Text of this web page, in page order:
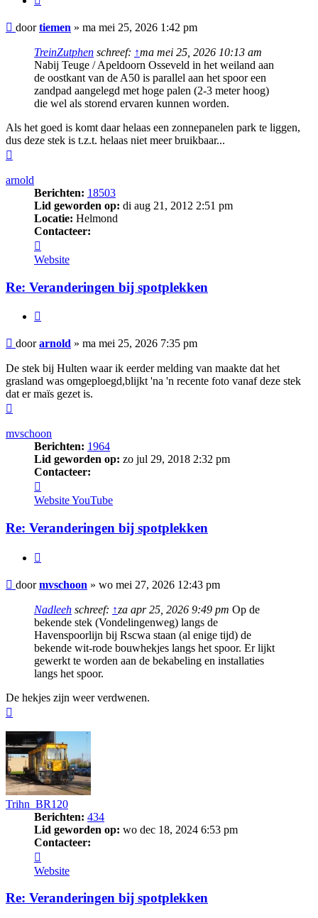
Bericht
doortiemen » ma mei 25, 2026 1:42 pm
TreinZutphen schreef: ↑ma mei 25, 2026 10:13 am
Nabij Teuge / Apeldoorn Osseveld in het weiland aan
de oostkant van de A50 is parallel aan het spoor een
zandpad aangelegd met hoge palen (2-3 meter hoog)
die wel als storend ervaren kunnen worden.
Als het goed is komt daar helaas een zonnepanelen park te liggen,
dus deze stek is t.z.t. helaas niet meer bruikbaar...
arnold
Berichten: 18503
Lid geworden op: di aug 21, 2012 2:51 pm
Locatie: Helmond
Contacteer:
arnold
Website
Re: Veranderingen bij spotplekken
Bericht
doorarnold » ma mei 25, 2026 7:35 pm
De stek bij Hulten waar ik eerder melding van maakte dat het
grasland was omgeploegd,blijkt 'na 'n recente foto vanaf deze stek
dat er maïs gezet is.
mvschoon
Berichten: 1964
Lid geworden op: zo jul 29, 2018 2:32 pm
Contacteer:
mvschoon
WebsiteYouTube
Re: Veranderingen bij spotplekken
Bericht
doormvschoon » wo mei 27, 2026 12:43 pm
Nadleeh schreef: ↑za apr 25, 2026 9:49 pm Op de
bekende stek (Vondelingenweg) langs de
Havenspoorlijn bij Rscwa staan (al enige tijd) de
bekende wit-rode bouwhekjes langs het spoor. Er lijkt
gewerkt te worden aan de bekabeling en installaties
langs het spoor.
De hekjes zijn weer verdwenen.
Trihn_BR120
Berichten: 434
Lid geworden op: wo dec 18, 2024 6:53 pm
Contacteer:
Trihn_BR120
Website
Re: Veranderingen bij spotplekken